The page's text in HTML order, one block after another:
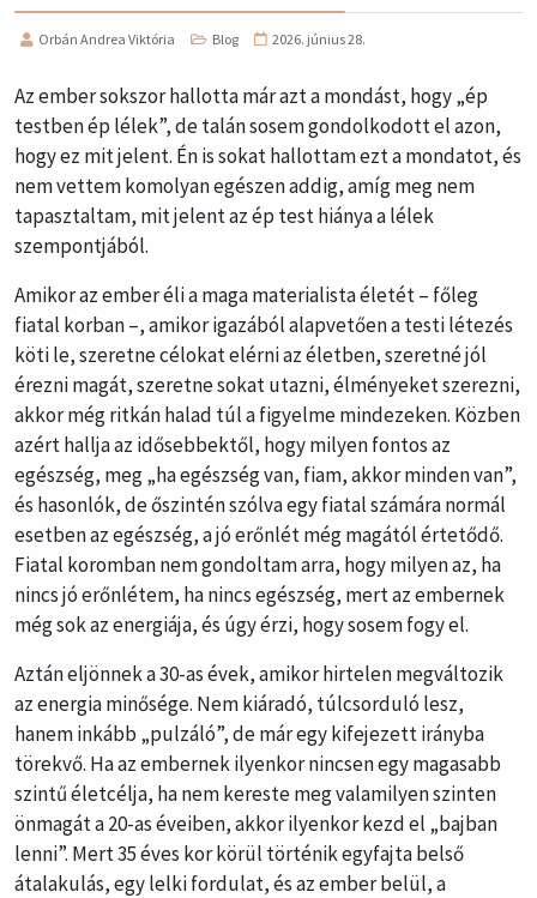
Orbán Andrea Viktória Blog 2026. június 28.
Az ember sokszor hallotta már azt a mondást, hogy „ép
testben ép lélek”, de talán sosem gondolkodott el azon,
hogy ez mit jelent. Én is sokat hallottam ezt a mondatot, és
nem vettem komolyan egészen addig, amíg meg nem
tapasztaltam, mit jelent az ép test hiánya a lélek
szempontjából.
Amikor az ember éli a maga materialista életét – főleg
fiatal korban –, amikor igazából alapvetően a testi létezés
köti le, szeretne célokat elérni az életben, szeretné jól
érezni magát, szeretne sokat utazni, élményeket szerezni,
akkor még ritkán halad túl a figyelme mindezeken. Közben
azért hallja az idősebbektől, hogy milyen fontos az
egészség, meg „ha egészség van, fiam, akkor minden van”,
és hasonlók, de őszintén szólva egy fiatal számára normál
esetben az egészség, a jó erőnlét még magától értetődő.
Fiatal koromban nem gondoltam arra, hogy milyen az, ha
nincs jó erőnlétem, ha nincs egészség, mert az embernek
még sok az energiája, és úgy érzi, hogy sosem fogy el.
Aztán eljönnek a 30-as évek, amikor hirtelen megváltozik
az energia minősége. Nem kiáradó, túlcsorduló lesz,
hanem inkább „pulzáló”, de már egy kifejezett irányba
törekvő. Ha az embernek ilyenkor nincsen egy magasabb
szintű életcélja, ha nem kereste meg valamilyen szinten
önmagát a 20-as éveiben, akkor ilyenkor kezd el „bajban
lenni”. Mert 35 éves kor körül történik egyfajta belső
átalakulás, egy lelki fordulat, és az ember belül, a